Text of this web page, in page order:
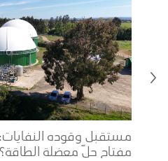
مستقبل وقوده
مفتاح حلّ معضلة الطاقة؟